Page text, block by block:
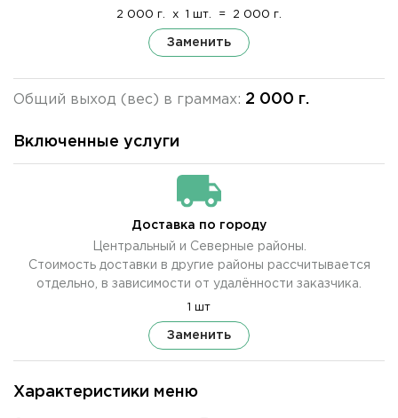
Характеристики меню
2 000 г. x 1 шт. = 2 000 г.
Заменить
Общий выход (вес) в граммах: 2 000 г.
Включенные услуги
Доставка по городу
Центральный и Северные районы.
Стоимость доставки в другие районы рассчитывается
отдельно, в зависимости от удалённости заказчика.
1 шт
Заменить